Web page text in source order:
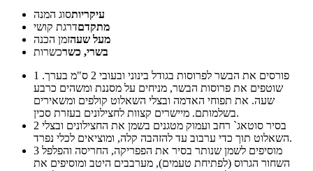
עיקריותסוג המנה
מתקדםדרגת קושי
מעל שעהזמן הכנה
בשרי, כשרכשרות
1
שוטפים את פרוסות הבשר, מניחים על מסננת ומשהים כרבע
שעה. את תפוחי האדמה ובצלי השאלוט קולפים ומשאירים
בשלמותם. מיישרים קצוות לחצילונים בעזרת סכין.
2
השאלוט תוך כדי ערבוב עד להזהבה קלה, ומוציאים לכלי נפרד.
3
השחור הגרוס (לפתיחת טעמים), מערבבים היטב ומוסיפים את